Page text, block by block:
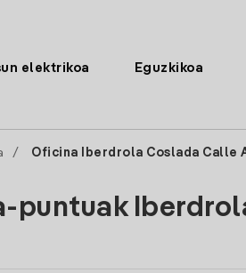
elektrikoa Eguzkikoa
/ Oficina Iberdrola Coslada Calle
puntuak